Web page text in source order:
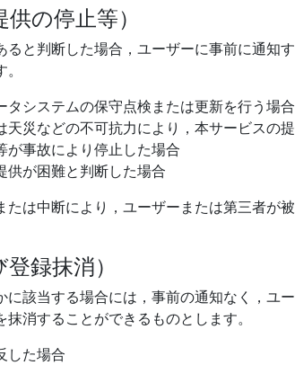
の停止等）
と判断した場合，ユーザーに事前に通知
システムの保守点検または更新を行う場合
災などの不可抗力により，本サービスの
が事故により停止した場合
供が困難と判断した場合
は中断により，ユーザーまたは第三者が
録抹消）
該当する場合には，事前の通知なく，ユ
消することができるものとします。
した場合